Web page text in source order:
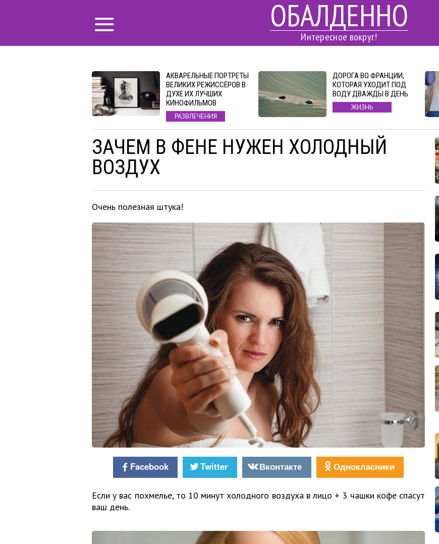
ОБАЛДЕННО
Интересное вокруг!
АКВАРЕЛЬНЫЕ ПОРТРЕТЫ
ВЕЛИКИХ РЕЖИССЁРОВ В
ДУХЕ ИХ ЛУЧШИХ
КИНОФИЛЬМОВ
РАЗВЛЕЧЕНИЯ
ДОРОГА ВО ФРАНЦИИ,
КОТОРАЯ УХОДИТ ПОД
ВОДУ ДВАЖДЫ В ДЕНЬ
ЖИЗНЬ
ЗАЧЕМ В ФЕНЕ НУЖЕН ХОЛОДНЫЙ
ВОЗДУХ
Очень полезная штука!
Facebook Twitter Вконтакте Однокласники
Если у вас похмелье, то 10 минут холодного воздуха в лицо + 3 чашки кофе спасут
ваш день.